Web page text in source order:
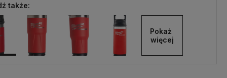
także:
Pokaż
więcej